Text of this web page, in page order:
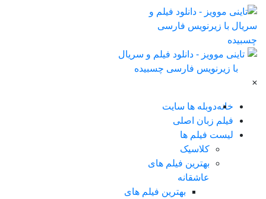
×
خانهدوبله ها سایت
فیلم زبان اصلی
لیست فیلم ها
کلاسیک
بهترین فیلم های
عاشقانه
بهترین فیلم های